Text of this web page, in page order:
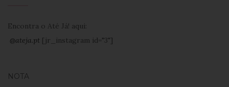
Encontra o Até Já! aqui:
@ateja.pt [jr_instagram id="3"]
NOTA